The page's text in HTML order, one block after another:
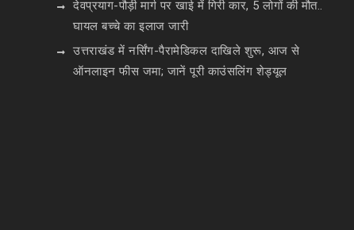
देवप्रयाग-पौड़ी मार्ग पर खाई में गिरी कार, 5 लोगों की मौत..
घायल बच्चे का इलाज जारी
उत्तराखंड में नर्सिंग-पैरामेडिकल दाखिले शुरू, आज से
ऑनलाइन फीस जमा; जानें पूरी काउंसलिंग शेड्यूल